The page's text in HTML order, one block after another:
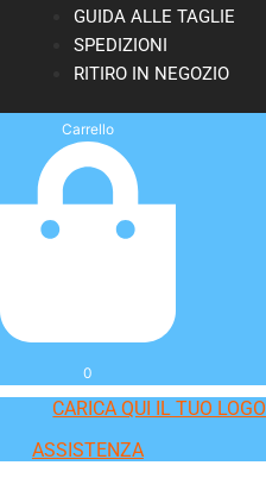
GUIDA ALLE TAGLIE
SPEDIZIONI
RITIRO IN NEGOZIO
Carrello
0
CARICA QUI IL TUO LOGO
ASSISTENZA